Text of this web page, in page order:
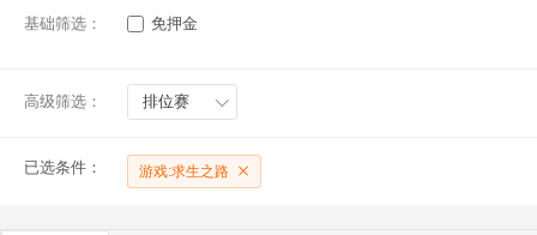
基础筛选： 免押金
高级筛选： 排位赛
已选条件： 游戏:求生之路